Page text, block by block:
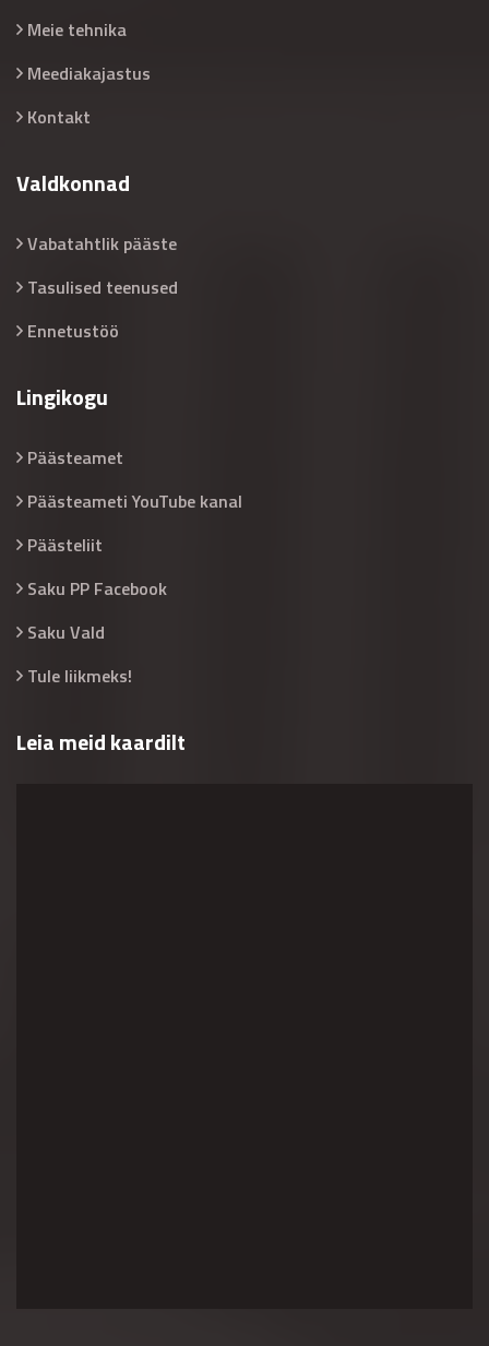
Meie tehnika
Meediakajastus
Kontakt
Valdkonnad
Vabatahtlik pääste
Tasulised teenused
Ennetustöö
Lingikogu
Päästeamet
Päästeameti YouTube kanal
Päästeliit
Saku PP Facebook
Saku Vald
Tule liikmeks!
Leia meid kaardilt